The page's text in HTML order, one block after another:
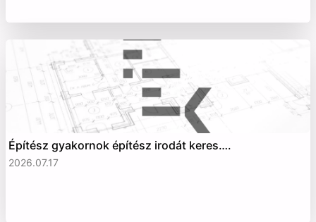
Építész gyakornok építész irodát keres….
2026.07.17